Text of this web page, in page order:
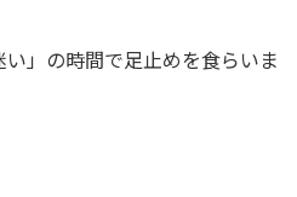
」の時間で足止めを食らいま